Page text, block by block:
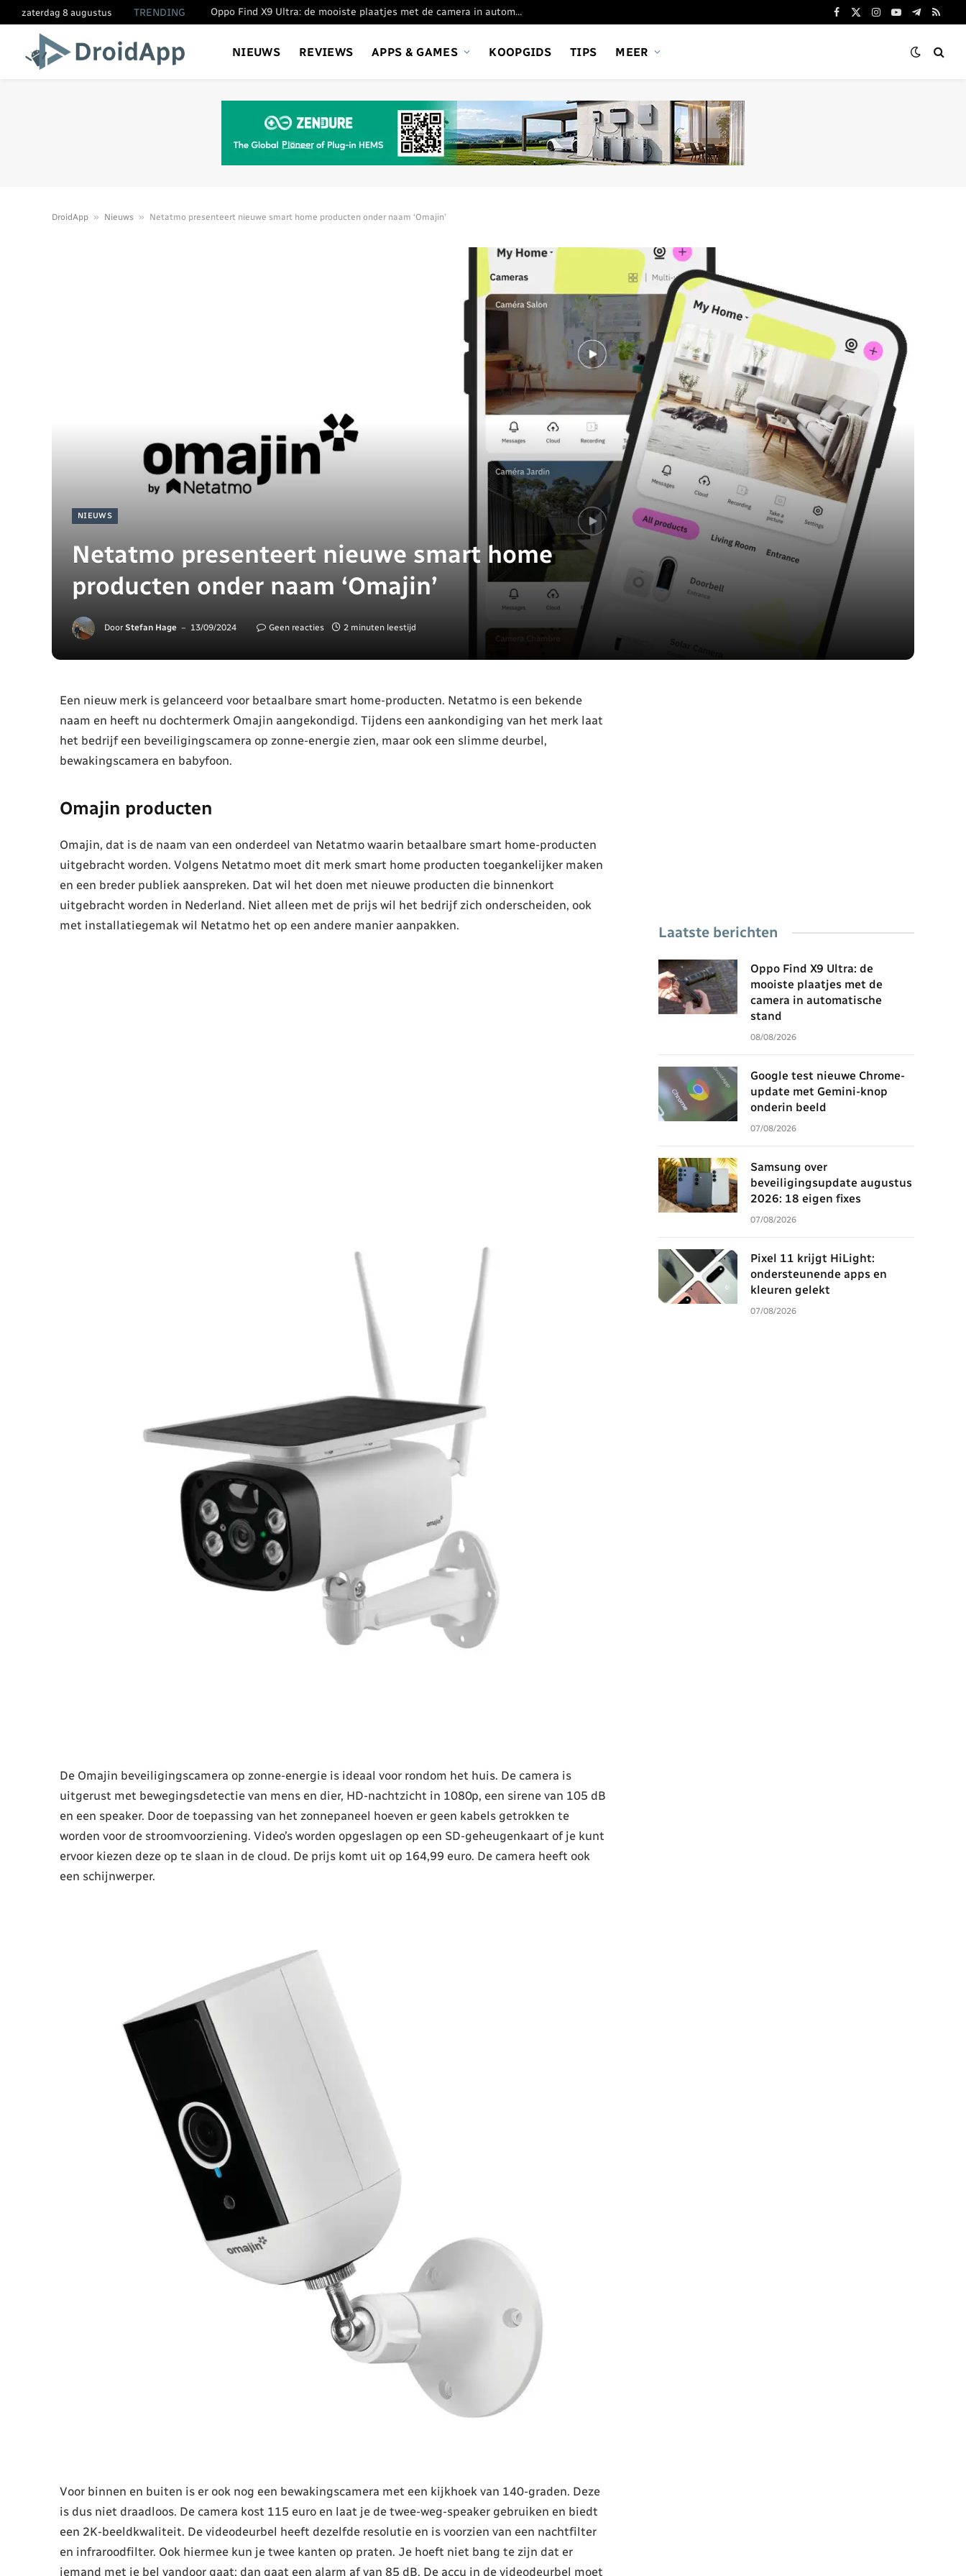
zaterdag 8 augustus TRENDING Oppo Find X9 Ultra: de mooiste plaatjes met de camera in automatische stand
Facebook
X
Instagram
YouTube
Telegram
RSS
NIEUWS REVIEWS APPS & GAMES KOOPGIDS TIPS MEER
DroidApp » Nieuws » Netatmo presenteert nieuwe smart home producten onder naam ‘Omajin’
NIEUWS
Netatmo presenteert nieuwe smart home
producten onder naam ‘Omajin’
Door Stefan Hage 13/09/2024 Geen reacties 2 minuten leestijd
Een nieuw merk is gelanceerd voor betaalbare smart home-producten. Netatmo is een bekende
naam en heeft nu dochtermerk Omajin aangekondigd. Tijdens een aankondiging van het merk laat
het bedrijf een beveiligingscamera op zonne-energie zien, maar ook een slimme deurbel,
bewakingscamera en babyfoon.
Omajin producten
Omajin, dat is de naam van een onderdeel van Netatmo waarin betaalbare smart home-producten
uitgebracht worden. Volgens Netatmo moet dit merk smart home producten toegankelijker maken
en een breder publiek aanspreken. Dat wil het doen met nieuwe producten die binnenkort
uitgebracht worden in Nederland. Niet alleen met de prijs wil het bedrijf zich onderscheiden, ook
met installatiegemak wil Netatmo het op een andere manier aanpakken.
De Omajin beveiligingscamera op zonne-energie is ideaal voor rondom het huis. De camera is
uitgerust met bewegingsdetectie van mens en dier, HD-nachtzicht in 1080p, een sirene van 105 dB
en een speaker. Door de toepassing van het zonnepaneel hoeven er geen kabels getrokken te
worden voor de stroomvoorziening. Video’s worden opgeslagen op een SD-geheugenkaart of je kunt
ervoor kiezen deze op te slaan in de cloud. De prijs komt uit op 164,99 euro. De camera heeft ook
een schijnwerper.
Voor binnen en buiten is er ook nog een bewakingscamera met een kijkhoek van 140-graden. Deze
is dus niet draadloos. De camera kost 115 euro en laat je de twee-weg-speaker gebruiken en biedt
een 2K-beeldkwaliteit. De videodeurbel heeft dezelfde resolutie en is voorzien van een nachtfilter
en infraroodfilter. Ook hiermee kun je twee kanten op praten. Je hoeft niet bang te zijn dat er
iemand met je bel vandoor gaat; dan gaat een alarm af van 85 dB. De accu in de videodeurbel moet
Laatste berichten
Oppo Find X9 Ultra: de
mooiste plaatjes met de
camera in automatische
stand
08/08/2026
Google test nieuwe Chrome-
update met Gemini-knop
onderin beeld
07/08/2026
Samsung over
beveiligingsupdate augustus
2026: 18 eigen fixes
07/08/2026
Pixel 11 krijgt HiLight:
ondersteunende apps en
kleuren gelekt
07/08/2026